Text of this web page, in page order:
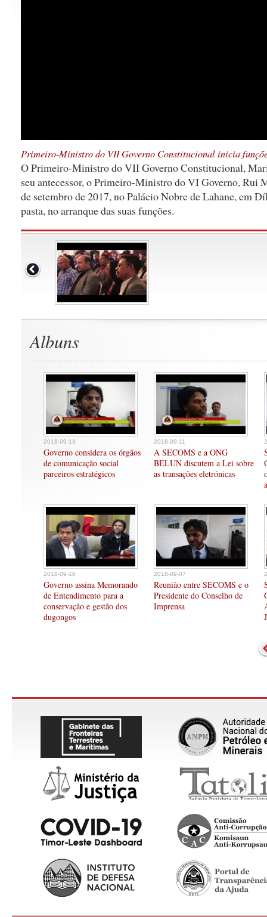
Primeiro-Ministro do VII Governo Constitucional inicia
O Primeiro-Ministro do VII Governo Constitucional,
seu antecessor, o Primeiro-Ministro do VI Governo, Rui
de setembro de 2017, no Palácio Nobre de Lahane, em
pasta, no arranque das suas funções.
Albuns
2018-09-13
Governo considera os órgãos
de comunicação social
parceiros estratégicos
2018-09-11
A SECOMS e a ONG
BELUN discutem a Lei sobre
as transações eletrónicas
2018-09-10
Governo assina Memorando
de Entendimento para a
conservação e gestão dos
dugongos
2018-09-07
Reunião entre SECOMS e o
Presidente do Conselho de
Imprensa